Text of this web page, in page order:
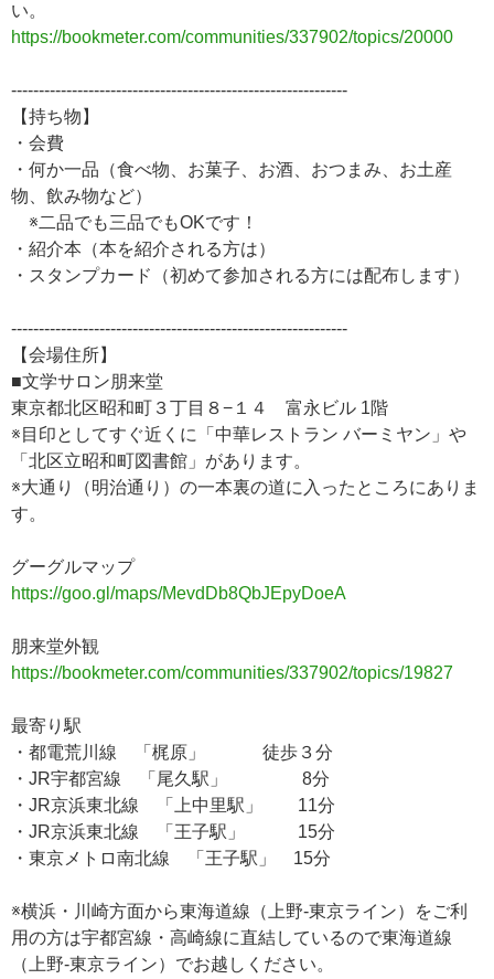
い。
https://bookmeter.com/communities/337902/topics/20000
-------------------------------------------------------------
【持ち物】
・会費
・何か一品（食べ物、お菓子、お酒、おつまみ、お土産
物、飲み物など）
※二品でも三品でもOKです！
・紹介本（本を紹介される方は）
・スタンプカード（初めて参加される方には配布します）
-------------------------------------------------------------
【会場住所】
■文学サロン朋来堂
東京都北区昭和町３丁目８−１４ 富永ビル 1階
※目印としてすぐ近くに「中華レストラン バーミヤン」や
「北区立昭和町図書館」があります。
※大通り（明治通り）の一本裏の道に入ったところにありま
す。
グーグルマップ
https://goo.gl/maps/MevdDb8QbJEpyDoeA
朋来堂外観
https://bookmeter.com/communities/337902/topics/19827
最寄り駅
・都電荒川線 「梶原」 徒歩３分
・JR宇都宮線 「尾久駅」 8分
・JR京浜東北線 「上中里駅」 11分
・JR京浜東北線 「王子駅」 15分
・東京メトロ南北線 「王子駅」 15分
※横浜・川崎方面から東海道線（上野-東京ライン）をご利
用の方は宇都宮線・高崎線に直結しているので東海道線
（上野-東京ライン）でお越しください。